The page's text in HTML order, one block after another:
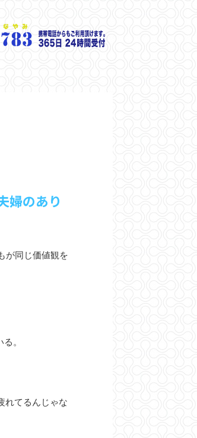
婦のあり
が同じ価値観を
。
れてるんじゃな